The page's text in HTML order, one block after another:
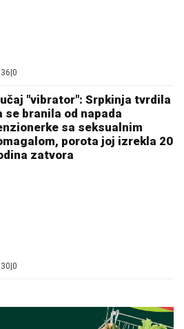
0
"vibrator": Srpkinja tvrdila
se branila od napada
sa seksualnim
porota joj izrekla 20
zatvora
0